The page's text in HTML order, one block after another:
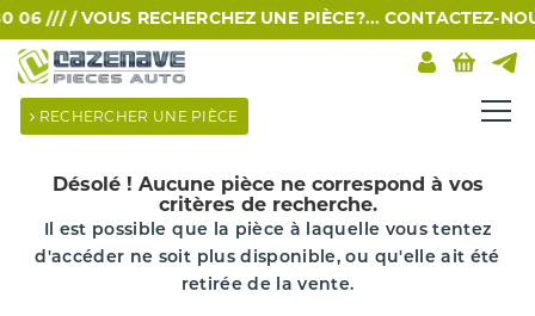
06 /// / VOUS RECHERCHEZ UNE PIÈCE?... CONTACTEZ-
RECHERCHER UNE PIÈCE
Désolé ! Aucune pièce ne correspond à vos
critères de recherche.
Il est possible que la pièce à laquelle vous tentez
d'accéder ne soit plus disponible, ou qu'elle ait été
retirée de la vente.